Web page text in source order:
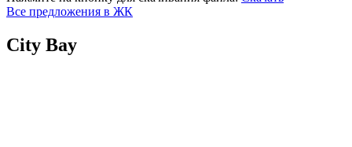
Все предложения в ЖК
City Bay